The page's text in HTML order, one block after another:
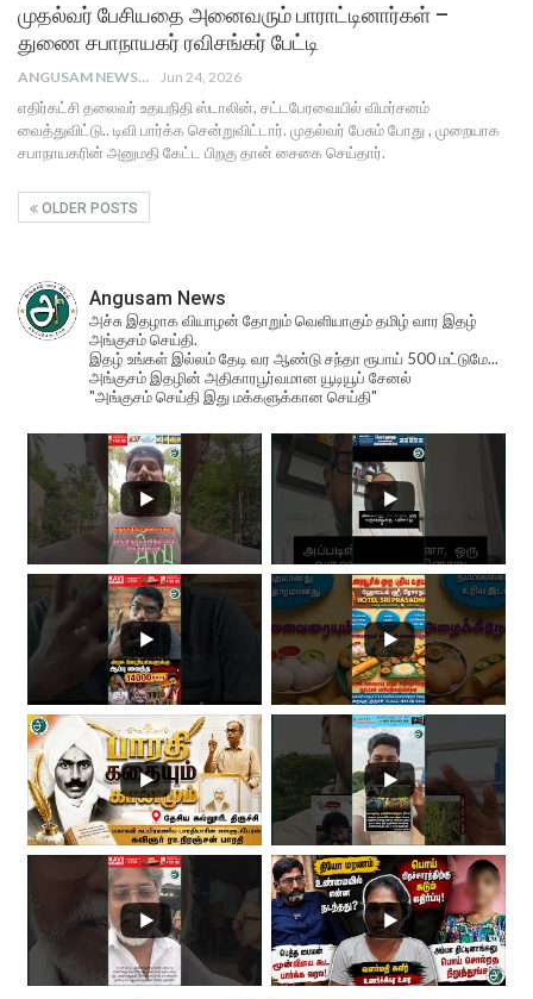
முதல்வர் பேசியதை அனைவரும் பாராட்டினார்கள் –
துணை சபாநாயகர் ரவிசங்கர் பேட்டி
ANGUSAM NEWS Jun 24, 2026
எதிர்கட்சி தலைவர் உதயநிதி ஸ்டாலின், சட்டபேரவையில் விமர்சனம்
வைத்துவிட்டு.. டிவி பார்க்க சென்றுவிட்டார். முதல்வர் பேசும் போது , முறையாக
சபாநாயகரின் அனுமதி கேட்ட பிறகு தான் சைகை செய்தார்.
OLDER POSTS
Angusam News
அச்சு இதழாக வியாழன் தோறும் வெளியாகும் தமிழ் வார இதழ்
அங்குசம் செய்தி.
இதழ் உங்கள் இல்லம் தேடி வர ஆண்டு சந்தா ரூபாய் 500 மட்டுமே...
அங்குசம் இதழின் அதிகாரபூர்வமான யூடியூப் சேனல்
"அங்குசம் செய்தி இது மக்களுக்கான செய்தி"